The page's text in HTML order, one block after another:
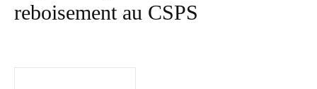
reboisement au CSPS